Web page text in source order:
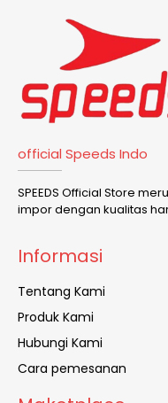
official Speeds Indo
SPEEDS Official Store
impor dengan kualitas
Informasi
Tentang Kami
Produk Kami
Hubungi Kami
Cara pemesanan